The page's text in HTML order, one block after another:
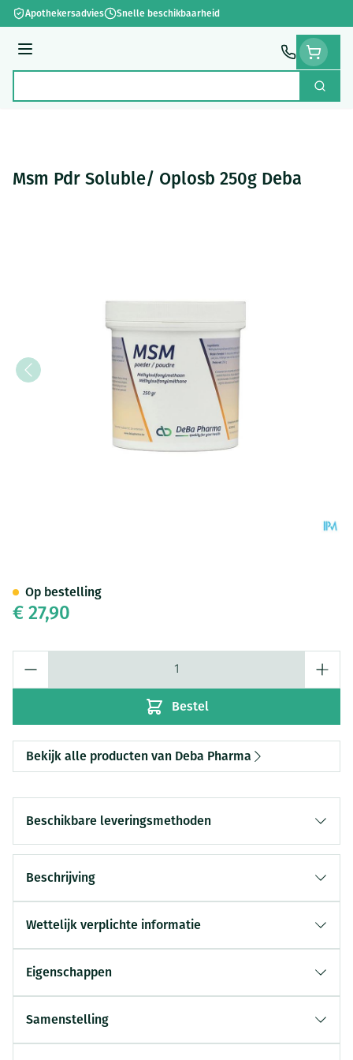
Ga naar de inhoud
Apothekersadvies Snelle beschikbaarheid
Menu
Zoek
Msm Pdr Soluble/ Oplosb 250g Deba
€ 27,90
Bestel
Op bestelling
Bekijk alle producten van Deba Pharma
Beschikbare leveringsmethoden
Beschrijving
Wettelijk verplichte informatie
Eigenschappen
Samenstelling